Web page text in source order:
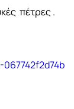
πέτρες .